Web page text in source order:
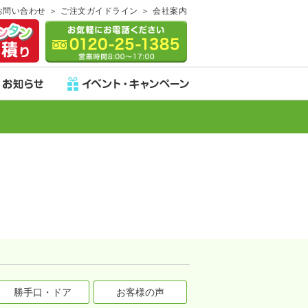
問い合わせ ご注文ガイドライン 会社案内
勝手口・ドア お客様の声